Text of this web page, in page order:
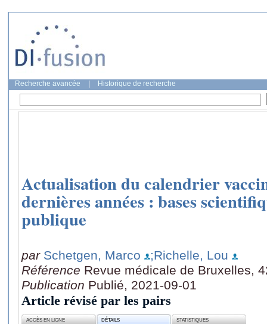
Recherche avancée Historique de recherche
Actualisation du calendrier
dernières années : bases
publique
par Schetgen, Marco
;Richelle, Lou
Référence Revue médicale de Bruxelles,
Publication Publié, 2021-09-01
Article révisé par les pairs
ACCÈS EN LIGNE DÉTAILS STATISTIQUES